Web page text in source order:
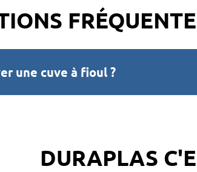
une cuve à fioul ?
DURAPLAS